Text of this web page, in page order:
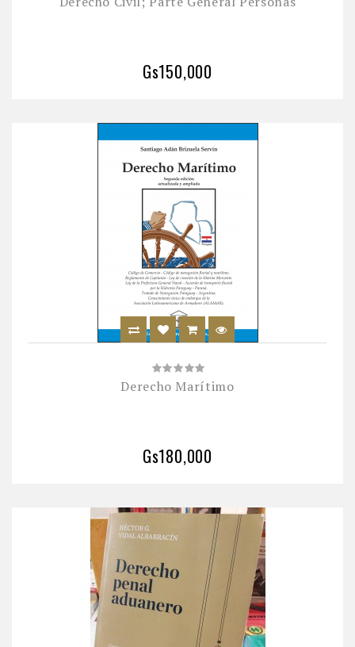
Gs150,000
Derecho Marítimo
Gs180,000